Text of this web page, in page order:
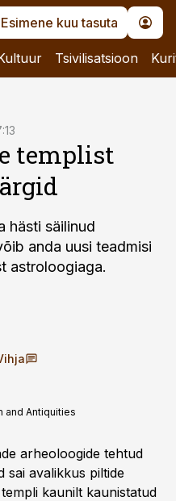
Esimene kuu tasuta
Tsivilisatsioon
templist
hästi säilinud
anda uusi teadmisi
astroloogiaga.
and Antiquities
arheoloogide tehtud
sai avalikkus piltide
kaunilt kaunistatud